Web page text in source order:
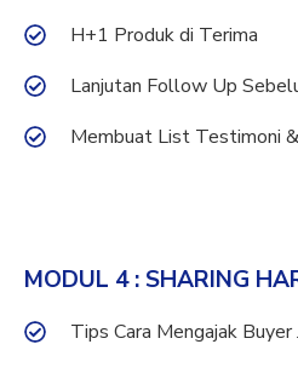
H+1 Produk di Terima
Lanjutan Follow Up
Membuat List Testimoni
MODUL 4 : SHARING
Tips Cara Mengajak Buyer